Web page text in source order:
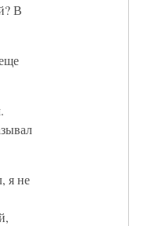
В
я не